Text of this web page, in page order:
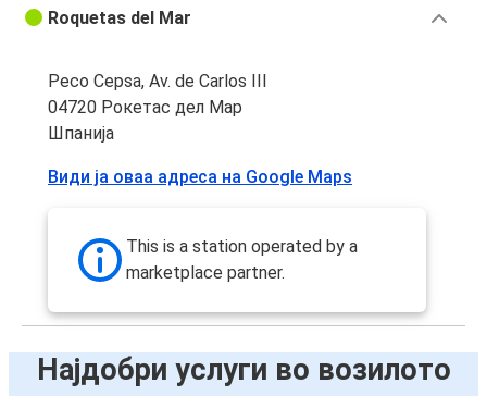
Roquetas del Mar
Peco Cepsa, Av. de Carlos III
04720 Рокетас дел Мар
Шпанија
Види ја оваа адреса на Google Maps
This is a station operated by a
marketplace partner.
Најдобри услуги во возилото